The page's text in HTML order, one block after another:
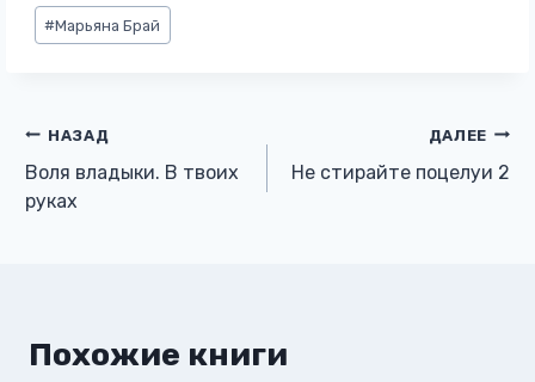
Метки
записи:
#Марьяна Брай
Навигация
по
НАЗАД
Воля владыки. В твоих
руках
ДАЛЕЕ
Не стирайте поцелуи 2
Похожие книги